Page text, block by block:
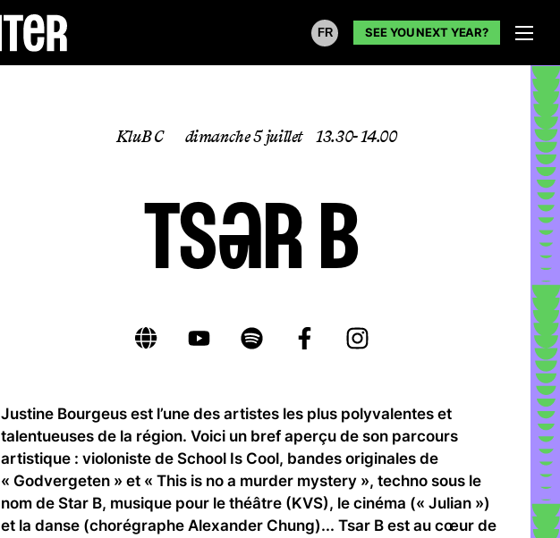
FR SEE YOU NEXT YEAR?
KluB C dimanche 5 juillet 13.30- 14.00
Tsar B
Justine Bourgeus est l’une des artistes les plus polyvalentes et
talentueuses de la région. Voici un bref aperçu de son parcours
artistique : violoniste de School Is Cool, bandes originales de
« Godvergeten » et « This is no a murder mystery », techno sous le
nom de Star B, musique pour le théâtre (KVS), le cinéma (« Julian »)
et la danse (chorégraphe Alexander Chung)... Tsar B est au cœur de